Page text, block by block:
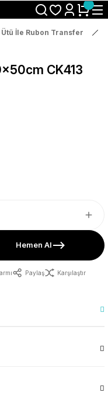
%10 İndirimi Kaçırma
Ütü İle Rubon Transfer
CK413
Hemen Al
Paylaş Karşılaştır